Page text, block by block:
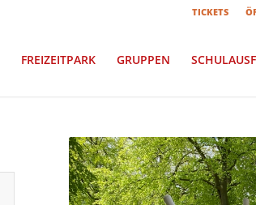
TICKETS
FREIZEITPARK GRUPPEN